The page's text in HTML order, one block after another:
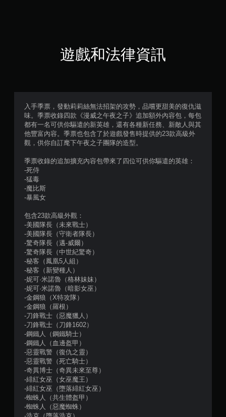
分
5
星
遊戲和法律資訊
入手季票，發動莉莉絲無法招架的攻勢，品嚐更甜美的復仇滋
味。季票收錄四款《漫威之午夜之子》追加額外內容包，每包
都有一名可供你驅遣的新英雄，還有各種新任務、新敵人與其
他豐富內容。季票也包含了於遊戲發售時提供的23款高級外
觀，供你自訂麾下午夜之子團隊的造型。
季票收錄的追加擴充內容包帶來了四位可供你驅遣的英雄：
-死侍
-猛毒
-魔比斯
-暴風女
包含23款高級外觀：
-美國隊長（未來戰士）
-美國隊長（守衛者隊長）
-驚奇隊長（邁-威爾）
-驚奇隊長（中世紀驚奇）
-秘客（鳳凰5人組）
-秘客（新變種人）
-妮可·米諾魯（格林妹妹）
-妮可·米諾魯（暗影女巫）
-金鋼狼（X特攻隊）
-金鋼狼（羅根）
-刀鋒戰士（惡魔獵人）
-刀鋒戰士（刀鋒1602）
-鋼鐵人（鋼鐵騎士）
-鋼鐵人（血邊盔甲）
-惡靈戰警（復仇之靈）
-惡靈戰警（死亡騎士）
-奇異博士（奇異未來至尊）
-緋紅女巫（女巫魔王）
-緋紅女巫（墮落緋紅女巫）
-蜘蛛人（共生體盔甲）
-蜘蛛人（惡魔蜘蛛）